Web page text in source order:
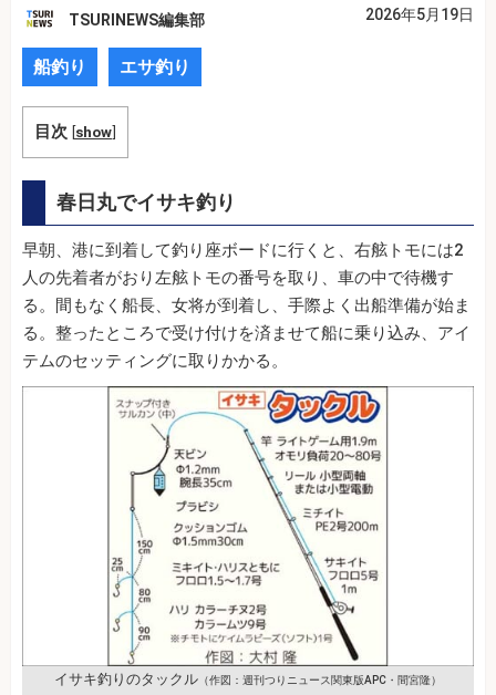
TSURINEWS編集部 2026年5月19日
船釣り エサ釣り
目次 [show]
春日丸でイサキ釣り
早朝、港に到着して釣り座ボードに行くと、右舷トモには2
人の先着者がおり左舷トモの番号を取り、車の中で待機す
る。間もなく船長、女将が到着し、手際よく出船準備が始ま
る。整ったところで受け付けを済ませて船に乗り込み、アイ
テムのセッティングに取りかかる。
イサキ釣りのタックル （作図：週刊つりニュース関東版APC・間宮隆）